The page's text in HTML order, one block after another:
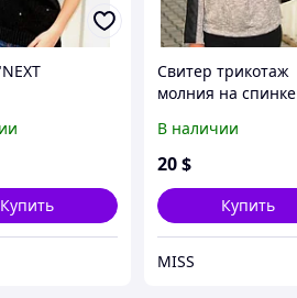
Купить
Свитер трикотаж
молния на спинке
В наличии
20$
Купить
MISS